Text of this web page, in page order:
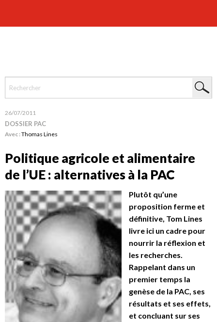
26/07/2011
DOSSIER PAC
Avec :Thomas Lines
Politique agricole et alimentaire
de l’UE : alternatives à la PAC
Plutôt qu’une
proposition ferme et
définitive, Tom Lines
livre ici un cadre pour
nourrir la réflexion et
les recherches.
Rappelant dans un
premier temps la
genèse de la PAC, ses
résultats et ses effets,
et concluant sur ses